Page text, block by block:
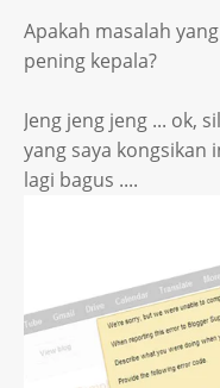
Apakah masalah
pening kepala?
Jeng jeng jeng ... ok,
yang saya kongsikan
lagi bagus ....